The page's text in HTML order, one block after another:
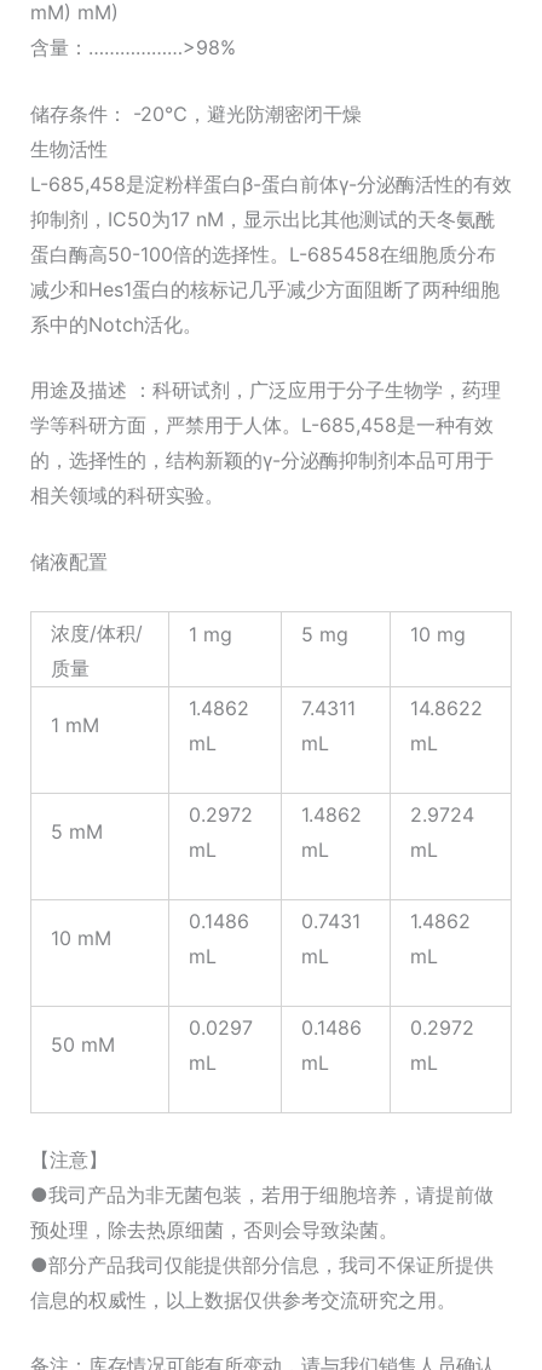
mM) mM)
含量：………………>98%
储存条件： -20℃，避光防潮密闭干燥
生物活性
L-685,458是淀粉样蛋白β-蛋白前体γ-分泌酶活性的有效
抑制剂，IC50为17 nM，显示出比其他测试的天冬氨酰
蛋白酶高50-100倍的选择性。L-685458在细胞质分布
减少和Hes1蛋白的核标记几乎减少方面阻断了两种细胞
系中的Notch活化。
用途及描述 ：科研试剂，广泛应用于分子生物学，药理
学等科研方面，严禁用于人体。L-685,458是一种有效
的，选择性的，结构新颖的γ-分泌酶抑制剂本品可用于
相关领域的科研实验。
储液配置
浓度/体积/
质量
1 mg 5 mg 10 mg
1 mM
1.4862
mL
7.4311
mL
14.8622
mL
5 mM
0.2972
mL
1.4862
mL
2.9724
mL
10 mM
0.1486
mL
0.7431
mL
1.4862
mL
50 mM
0.0297
mL
0.1486
mL
0.2972
mL
【注意】
●我司产品为非无菌包装，若用于细胞培养，请提前做
预处理，除去热原细菌，否则会导致染菌。
●部分产品我司仅能提供部分信息，我司不保证所提供
信息的权威性，以上数据仅供参考交流研究之用。